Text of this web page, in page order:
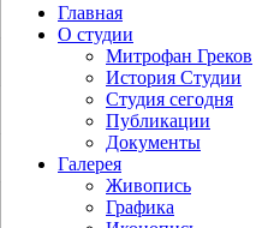
Главная
О студии
Митрофан Греков
История Студии
Студия сегодня
Публикации
Документы
Галерея
Живопись
Графика